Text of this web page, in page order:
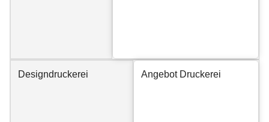
Designdruckerei Angebot Druckerei